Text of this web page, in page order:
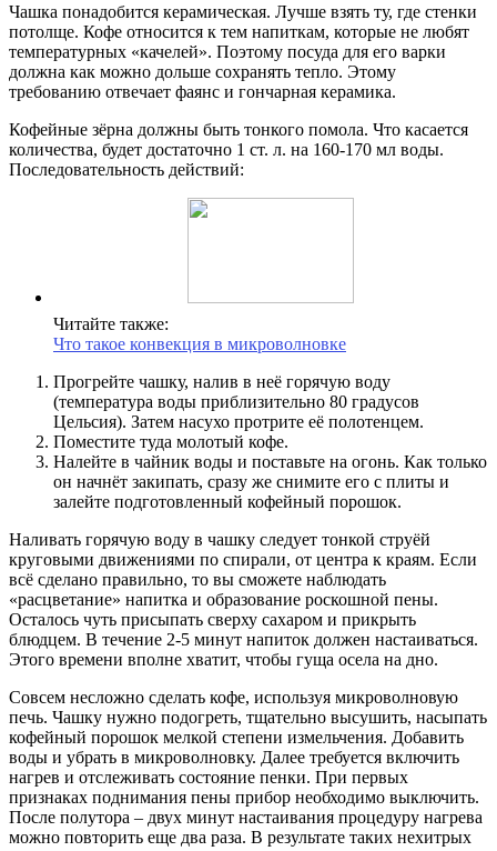
Чашка понадобится керамическая. Лучше взять ту, где стенки
потолще. Кофе относится к тем напиткам, которые не любят
температурных «качелей». Поэтому посуда для его варки
должна как можно дольше сохранять тепло. Этому
требованию отвечает фаянс и гончарная керамика.
Кофейные зёрна должны быть тонкого помола. Что касается
количества, будет достаточно 1 ст. л. на 160-170 мл воды.
Последовательность действий:
Читайте также:
Что такое конвекция в микроволновке
Прогрейте чашку, налив в неё горячую воду
(температура воды приблизительно 80 градусов
Цельсия). Затем насухо протрите её полотенцем.
Поместите туда молотый кофе.
Налейте в чайник воды и поставьте на огонь. Как только
он начнёт закипать, сразу же снимите его с плиты и
залейте подготовленный кофейный порошок.
Наливать горячую воду в чашку следует тонкой струёй
круговыми движениями по спирали, от центра к краям. Если
всё сделано правильно, то вы сможете наблюдать
«расцветание» напитка и образование роскошной пены.
Осталось чуть присыпать сверху сахаром и прикрыть
блюдцем. В течение 2-5 минут напиток должен настаиваться.
Этого времени вполне хватит, чтобы гуща осела на дно.
Совсем несложно сделать кофе, используя микроволновую
печь. Чашку нужно подогреть, тщательно высушить, насыпать
кофейный порошок мелкой степени измельчения. Добавить
воды и убрать в микроволновку. Далее требуется включить
нагрев и отслеживать состояние пенки. При первых
признаках поднимания пены прибор необходимо выключить.
После полутора – двух минут настаивания процедуру нагрева
можно повторить еще два раза. В результате таких нехитрых